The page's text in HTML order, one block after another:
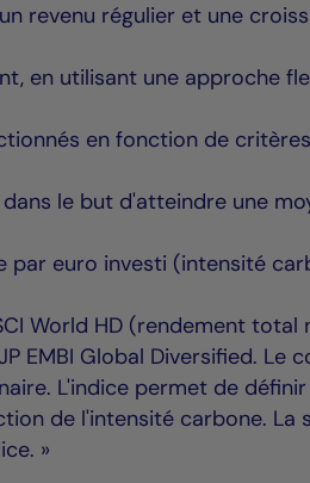
revenu régulier et une
en utilisant une approche
en fonction de
le but d'atteindre une
par euro investi (intensité
World HD (rendement total
EMBI Global Diversified.
L'indice permet de
de l'intensité carbone. La
»